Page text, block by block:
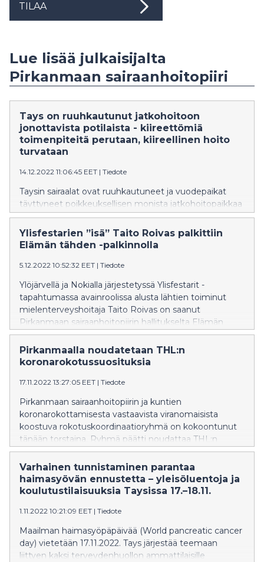
TILAA
Lue lisää julkaisijalta
Pirkanmaan sairaanhoitopiiri
Tays on ruuhkautunut jatkohoitoon
jonottavista potilaista - kiireettömiä
toimenpiteitä perutaan, kiireellinen hoito
turvataan
14.12.2022 11:06:45 EET | Tiedote
Taysin sairaalat ovat ruuhkautuneet ja vuodepaikat
täyttyneet poikkeuksellisen monista jatkohoitopaikkaa
odottavista potilaista. Kiireettömiä toimenpiteitä
joudutaan tämän vuoksi siirtämään. Kiireellinen ja
päivystyksellinen hoito turvataan. Tähän asti ruuhkia on
yritetty purkaa muun muassa yhteistyössä kuntien
kanssa, joustopaikkojen käyttöönotolla sekä
jatkohoito-osasto perustetaan tammikuussa
Ylisfestarien ”isä” Taito Roivas palkittiin
Elämän tähden -palkinnolla
5.12.2022 10:52:32 EET | Tiedote
Ylöjärvellä ja Nokialla järjestetyssä Ylisfestarit -
tapahtumassa avainroolissa alusta lähtien toiminut
mielenterveyshoitaja Taito Roivas on saanut
Pirkanmaan sairaanhoitopiirin hallitukselta Elämän
tähden -palkinnon. Hän on erinomainen esimerkki siitä,
kuinka iso merkitys yksittäisellä työntekijällä voi olla
ihmisten yhdenvertaisuuden edistämisessä ja
Pirkanmaalla noudatetaan THL:n
koronarokotussuosituksia
17.11.2022 13:27:05 EET | Tiedote
Pirkanmaan sairaanhoitopiirin ja kuntien
koronarokottamisesta vastaavista viranomaisista
koostuva rokotuskoordinaatioryhmä on kokoontunut
tänään torstaina. Ryhmä päätti noudattaa THL:n
antamia ohjeita koronarokottamiseen liittyen.
Varhainen tunnistaminen parantaa
haimasyövän ennustetta – yleisöluentoja ja
koulutustilaisuuksia Taysissa 17.–18.11.
1.11.2022 10:21:09 EET | Tiedote
Maailman haimasyöpäpäivää (World pancreatic cancer
day) vietetään 17.11.2022. Tays järjestää teemaan
liittyen kaksi terveydenhuollon ammattilaisille